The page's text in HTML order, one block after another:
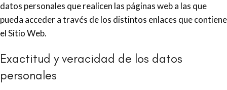
datos personales que realicen las páginas web a las que
pueda acceder a través de los distintos enlaces que contiene
el Sitio Web.
Exactitud y veracidad de los datos
personales